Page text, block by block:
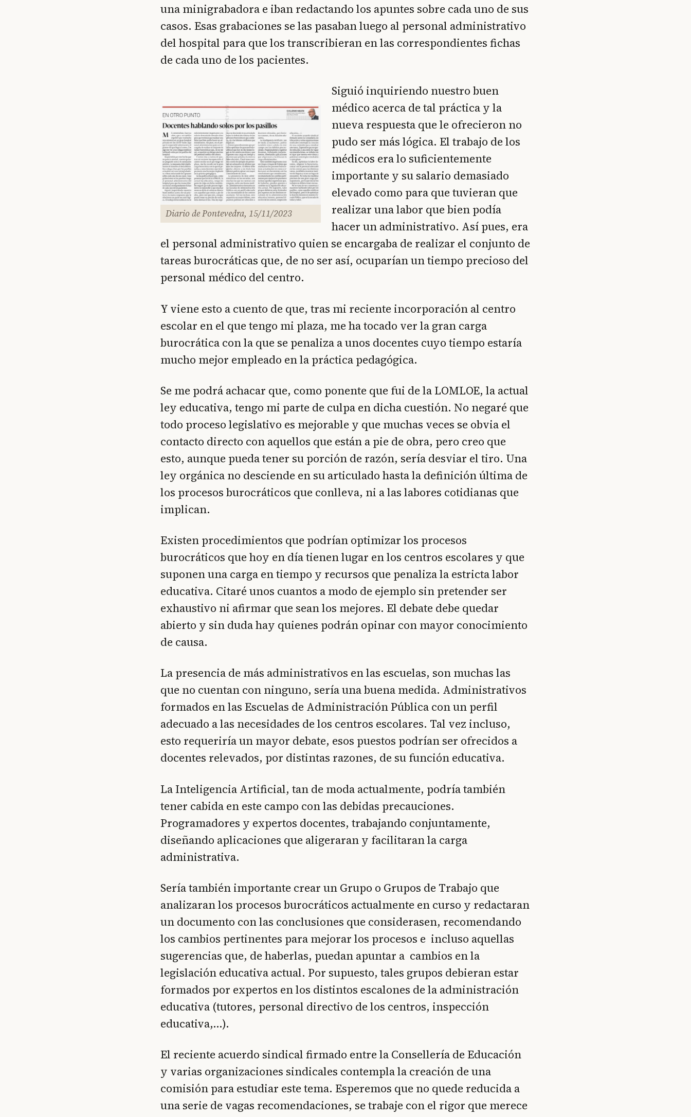
una minigrabadora e iban redactando los apuntes sobre cada uno de sus
casos. Esas grabaciones se las pasaban luego al personal administrativo
del hospital para que los transcribieran en las correspondientes fichas
de cada uno de los pacientes.
Diario de Pontevedra, 15/11/2023
Siguió inquiriendo nuestro buen
médico acerca de tal práctica y la
nueva respuesta que le ofrecieron no
pudo ser más lógica. El trabajo de los
médicos era lo suficientemente
importante y su salario demasiado
elevado como para que tuvieran que
realizar una labor que bien podía
hacer un administrativo. Así pues, era
el personal administrativo quien se encargaba de realizar el conjunto de
tareas burocráticas que, de no ser así, ocuparían un tiempo precioso del
personal médico del centro.
Y viene esto a cuento de que, tras mi reciente incorporación al centro
escolar en el que tengo mi plaza, me ha tocado ver la gran carga
burocrática con la que se penaliza a unos docentes cuyo tiempo estaría
mucho mejor empleado en la práctica pedagógica.
Se me podrá achacar que, como ponente que fui de la LOMLOE, la actual
ley educativa, tengo mi parte de culpa en dicha cuestión. No negaré que
todo proceso legislativo es mejorable y que muchas veces se obvia el
contacto directo con aquellos que están a pie de obra, pero creo que
esto, aunque pueda tener su porción de razón, sería desviar el tiro. Una
ley orgánica no desciende en su articulado hasta la definición última de
los procesos burocráticos que conlleva, ni a las labores cotidianas que
implican.
Existen procedimientos que podrían optimizar los procesos
burocráticos que hoy en día tienen lugar en los centros escolares y que
suponen una carga en tiempo y recursos que penaliza la estricta labor
educativa. Citaré unos cuantos a modo de ejemplo sin pretender ser
exhaustivo ni afirmar que sean los mejores. El debate debe quedar
abierto y sin duda hay quienes podrán opinar con mayor conocimiento
de causa.
La presencia de más administrativos en las escuelas, son muchas las
que no cuentan con ninguno, sería una buena medida. Administrativos
formados en las Escuelas de Administración Pública con un perfil
adecuado a las necesidades de los centros escolares. Tal vez incluso,
esto requeriría un mayor debate, esos puestos podrían ser ofrecidos a
docentes relevados, por distintas razones, de su función educativa.
La Inteligencia Artificial, tan de moda actualmente, podría también
tener cabida en este campo con las debidas precauciones.
Programadores y expertos docentes, trabajando conjuntamente,
diseñando aplicaciones que aligeraran y facilitaran la carga
administrativa.
Sería también importante crear un Grupo o Grupos de Trabajo que
analizaran los procesos burocráticos actualmente en curso y redactaran
un documento con las conclusiones que considerasen, recomendando
los cambios pertinentes para mejorar los procesos e incluso aquellas
sugerencias que, de haberlas, puedan apuntar a cambios en la
legislación educativa actual. Por supuesto, tales grupos debieran estar
formados por expertos en los distintos escalones de la administración
educativa (tutores, personal directivo de los centros, inspección
educativa,…).
El reciente acuerdo sindical firmado entre la Consellería de Educación
y varias organizaciones sindicales contempla la creación de una
comisión para estudiar este tema. Esperemos que no quede reducida a
una serie de vagas recomendaciones, se trabaje con el rigor que merece